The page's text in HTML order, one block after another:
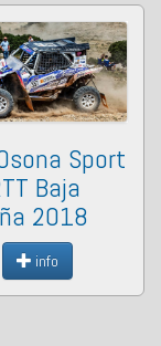
Sport
Baja
2018
info